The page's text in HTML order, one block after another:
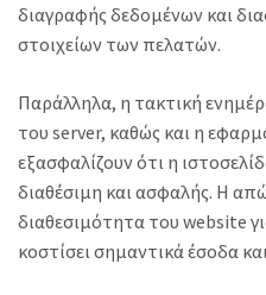
διαγραφής δεδομένων και
στοιχείων των πελατών.
Παράλληλα, η τακτική
του server, καθώς και η
εξασφαλίζουν ότι η
διαθέσιμη και ασφαλής. Η
διαθεσιμότητα του website
κοστίσει σημαντικά έσοδα